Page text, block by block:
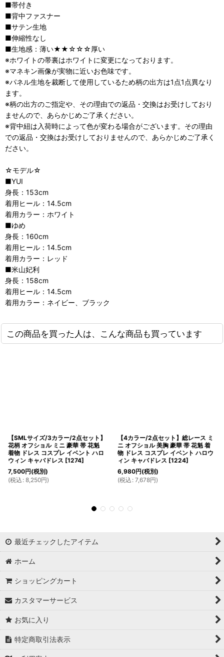
■帯付き
■背中ファスナー
■サテン生地
■伸縮性なし
■生地感：薄い★★☆☆☆厚い
※ホワイトの帯裏はホワイトに変更になっております。
※マネキン画像が実物に近いお色味です。
※パネル生地を裁断して使用しているため柄の出方は1点1点異なり
ます。
※柄の出方のご指定や、その理由での返品・交換はお受けしており
ませんので、あらかじめご了承ください。
※背中紐は入荷時によって色が変わる場合がございます。その理由
での返品・交換はお受けしておりませんので、あらかじめご了承く
ださい。
☆モデル☆
■YUI
身長：153cm
着用ヒール：14.5cm
着用カラー：ホワイト
■ゆめ
身長：160cm
着用ヒール：14.5cm
着用カラー：レッド
■米山妃利
身長：158cm
着用ヒール：14.5cm
着用カラー：ネイビー、ブラック
この商品を買った人は、こんな商品も買っています
【SMLサイズ/3カラー/2点セット】
花柄 オフショル ミニ 豪華 帯 花魁
着物 ドレス コスプレ イベント ハロ
ウィン キャバドレス [1274]
7,500円(税別)
(税込 : 8,250円)
【4カラー/2点セット】総レース ミ
ニ オフショル 美胸 豪華 帯 花魁 着
物 ドレス コスプレ イベント ハロウ
ィン キャバドレス [1224]
6,980円(税別)
(税込 : 7,678円)
最近チェックしたアイテム
ホーム
ショッピングカート
カスタマーサービス
お気に入り
特定商取引法表示